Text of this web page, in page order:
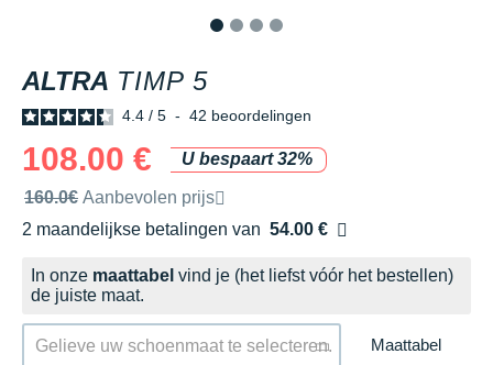
ALTRA TIMP 5
4.4 / 5 - 42 beoordelingen
108.00 €
U bespaart 32%
Door het merk aanbevolen verkoopprijs
160.0€ Aanbevolen prijs
2 maandelijkse betalingen van 54.00 €
zonder kosten
In onze maattabel vind je (het liefst vóór het bestellen)
de juiste maat.
Gelieve uw schoenmaat te selecteren. Maattabel